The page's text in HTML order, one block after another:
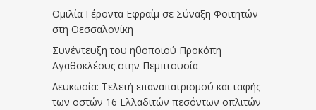
Ομιλία Γέροντα Εφραίμ σε Σύναξη Φοιτητών
στη Θεσσαλονίκη
Συνέντευξη του ηθοποιού Προκόπη
Αγαθοκλέους στην Πεμπτουσία
Λευκωσία: Τελετή επαναπατρισμού και ταφής
των οστών 16 Ελλαδιτών πεσόντων οπλιτών